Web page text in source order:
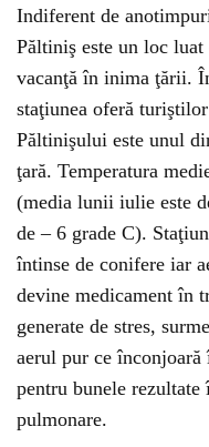
Indiferent de
Păltiniş este un loc
vacanţă în inima ţării.
staţiunea oferă
Păltinişului este unul
ţară. Temperatura
(media lunii iulie este
de – 6 grade C).
întinse de conifere iar
devine medicament în
generate de stres,
aerul pur ce înconjoară
pentru bunele
pulmonare.